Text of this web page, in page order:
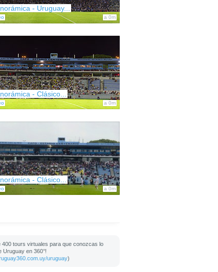
- Uruguay...
a 0m
- Clásico...
a 0m
- Clásico...
a 0m
400 tours virtuales para que conozcas lo
Uruguay en 360°!
uruguay)